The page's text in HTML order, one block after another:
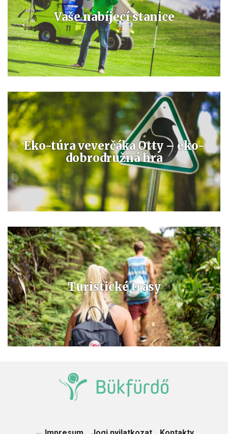
Vaše nabíjecí stanice
Eko-túra veverčáka Otty – eko-
dobrodružná hra
Turistické trasy